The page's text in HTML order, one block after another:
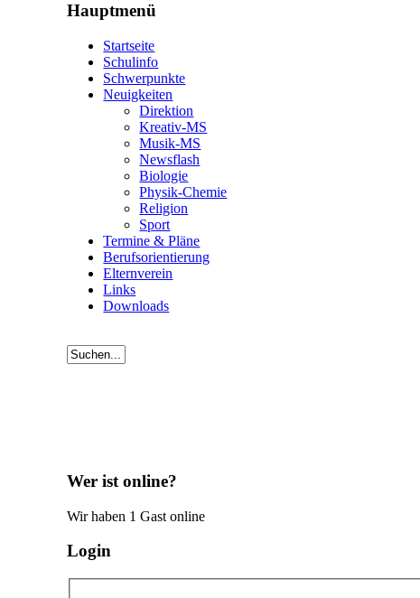
Hauptmenü
Startseite
Schulinfo
Schwerpunkte
Neuigkeiten
Direktion
Kreativ-MS
Musik-MS
Newsflash
Biologie
Physik-Chemie
Religion
Sport
Termine & Pläne
Berufsorientierung
Elternverein
Links
Downloads
Wer ist online?
Wir haben 1 Gast online
Login